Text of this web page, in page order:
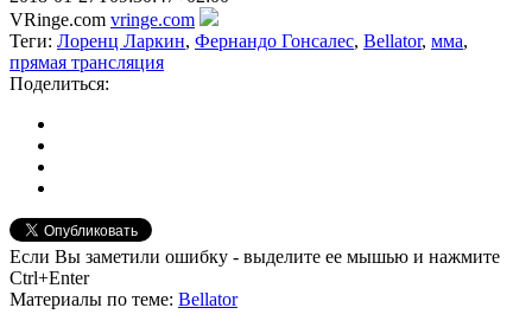
VRinge.com vringe.com
Теги: Лоренц Ларкин, Фернандо Гонсалес, Bellator, мма,
прямая трансляция
Поделиться:
Если Вы заметили ошибку - выделите ее мышью и нажмите
Ctrl+Enter
Материалы по теме: Bellator